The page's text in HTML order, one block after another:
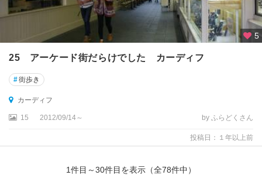
ポ
ー
マ
ス
ポ
ト
ラ
5
25 アーケード街だらけでした カーディフ
#街歩き
カーディフ
15 2012/09/14～ by ふらどくさん
投稿日：１年以上前
1件目～30件目を表示（全78件中）